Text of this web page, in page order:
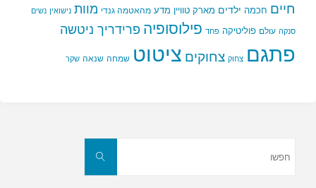
חיים חכמה ילדים מארק טוויין מדע מהאטמה גנדי מוות נישואין נשים
סנקה עולם פוליטיקה פחד פילוסופיה פרידריך ניטשה
פתגם צחוק צחוקים ציטוט שמחה שנאה שקר
חפשו